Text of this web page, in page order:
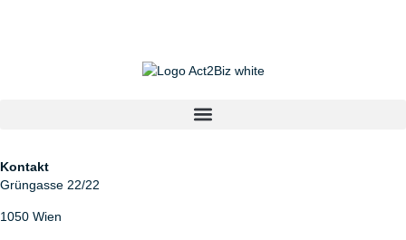
Kontakt
Grüngasse 22/22
1050 Wien